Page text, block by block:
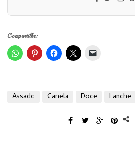
Compartilhe:
Assado Canela Doce Lanche